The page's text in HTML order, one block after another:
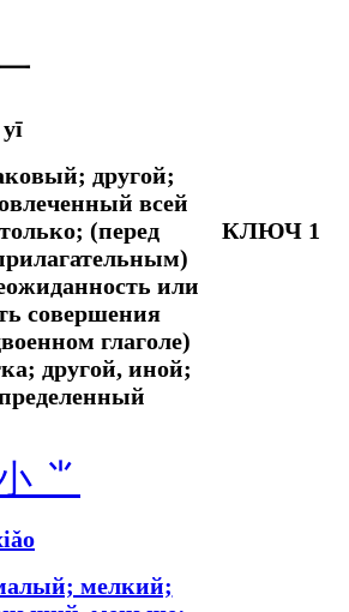
yī
другой;
всей
(перед
или
совершения
глаголе)
другой, иной;
КЛЮЧ 1
⺌
мелкий;